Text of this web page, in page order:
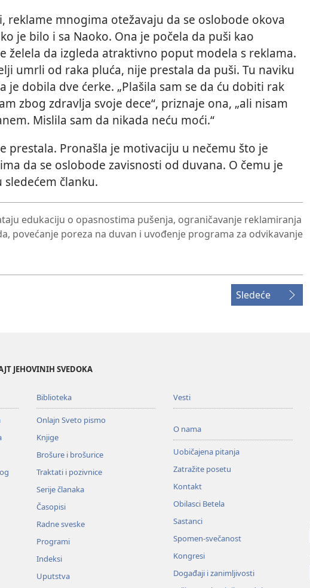
reklame mnogima otežavaju da se oslobode okova
je bilo i sa Naoko. Ona je počela da puši kao
želela da izgleda atraktivno poput modela s reklama.
umrli od raka pluća, nije prestala da puši. Tu naviku
je dobila dve ćerke. „Plašila sam se da ću dobiti rak
zbog zdravlja svoje dece“, priznaje ona, „ali nisam
Mislila sam da nikada neću moći.“
prestala. Pronašla je motivaciju u nečemu što je
da se oslobode zavisnosti od duvana. O čemu je
sledećem članku.
edukaciju o opasnostima pušenja, ograničavanje reklamiranja
povećanje poreza na duvan i uvođenje programa za odvikavanje
Sledeće
JEHOVINIH SVEDOKA
Biblioteka
Onlajn Sveto pismo
Knjige
Brošure i brošurice
Traktati i pozivnice
Serije članaka
Časopisi
Radne sveske
Programi
Indeksi
Uputstva
Vesti
O nama
Uobičajena pitanja
Zatražite posetu
Kontakt
Obilasci Betela
Sastanci
Spomen-svečanost
Kongresi
Događaji i zanimljivosti